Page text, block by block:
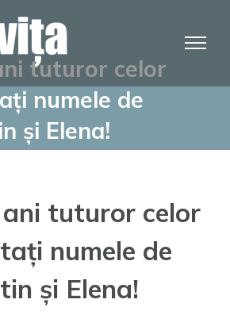
tuturor celor
numele de
și Elena!
tuturor celor
numele de
și Elena!